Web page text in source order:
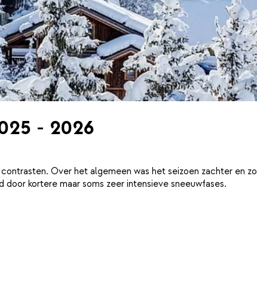
- 2026
Over het algemeen was het seizoen zachter en
kortere maar soms zeer intensieve sneeuwfases.